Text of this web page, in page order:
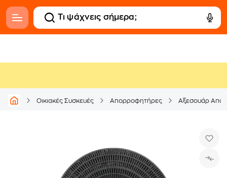
Οικιακές Συσκευές Απορροφητήρες Αξεσουάρ